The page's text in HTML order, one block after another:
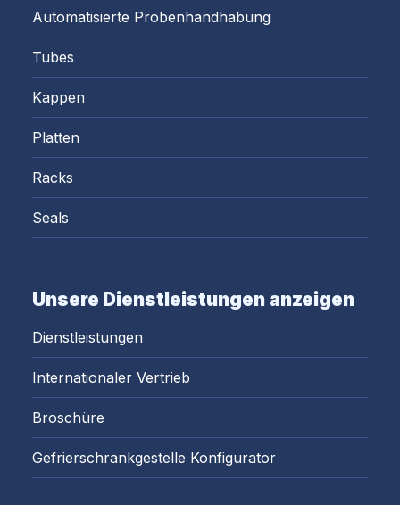
Automatisierte Probenhandhabung
Tubes
Kappen
Platten
Racks
Seals
Unsere Dienstleistungen anzeigen
Dienstleistungen
Internationaler Vertrieb
Broschüre
Gefrierschrankgestelle Konfigurator